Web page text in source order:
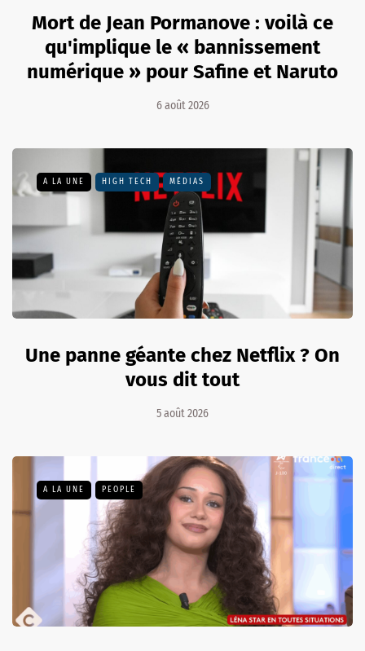
Mort de Jean Pormanove : voilà ce
qu'implique le « bannissement
numérique » pour Safine et Naruto
6 août 2026
A LA UNE HIGH TECH MÉDIAS
Une panne géante chez Netflix ? On
vous dit tout
5 août 2026
A LA UNE PEOPLE